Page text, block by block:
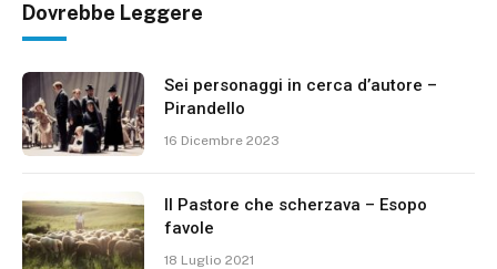
Dovrebbe Leggere
Sei personaggi in cerca d’autore –
Pirandello
16 Dicembre 2023
Il Pastore che scherzava – Esopo
favole
18 Luglio 2021